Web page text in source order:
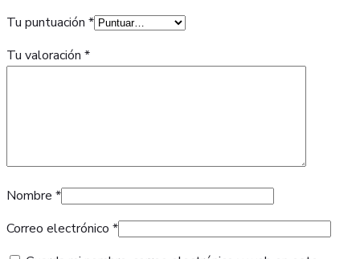
Tu puntuación *
Tu valoración *
Nombre *
Correo electrónico *